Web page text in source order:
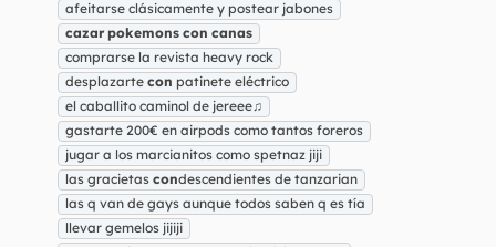
afeitarse clásicamente y postear jabones
cazar pokemons con canas
comprarse la revista heavy rock
desplazarte con patinete eléctrico
el caballito caminol de jereee♫
gastarte 200€ en airpods como tantos foreros
jugar a los marcianitos como spetnaz jiji
las gracietas condescendientes de tanzarian
las q van de gays aunque todos saben q es tía
llevar gemelos jijiji